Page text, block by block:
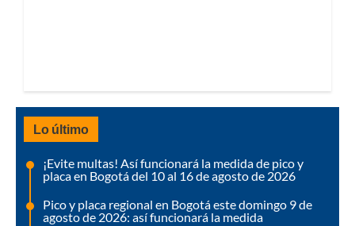
Lo último
¡Evite multas! Así funcionará la medida de pico y
placa en Bogotá del 10 al 16 de agosto de 2026
Pico y placa regional en Bogotá este domingo 9 de
agosto de 2026: así funcionará la medida